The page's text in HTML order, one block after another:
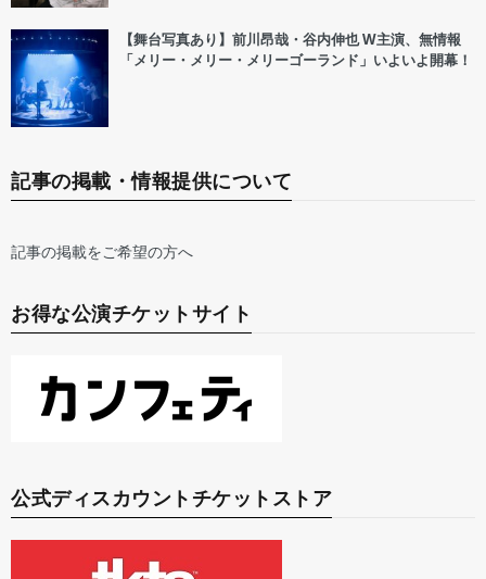
【舞台写真あり】前川昂哉・谷内伸也 W主演、無情報
「メリー・メリー・メリーゴーランド」いよいよ開幕！
記事の掲載・情報提供について
記事の掲載をご希望の方へ
お得な公演チケットサイト
公式ディスカウントチケットストア